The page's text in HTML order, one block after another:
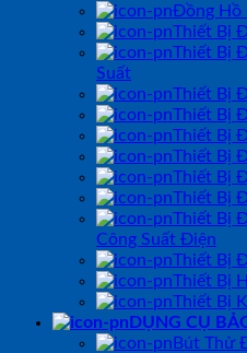
Đồng Hồ
Thiết Bị
Thiết Bị
Suất
Thiết Bị
Thiết Bị
Thiết Bị
Thiết Bị
Thiết Bị
Thiết Bị
Thiết Bị
Công Suất Điện
Thiết Bị
Thiết Bị
Thiết Bị
DỤNG CỤ
Bút Thử